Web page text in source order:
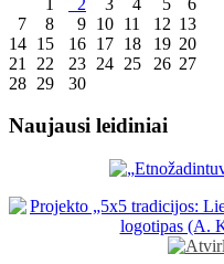
7
8 9 10 11 12 13
14 15 16 17 18 19 20
21
22 23 24 25 26 27
28 29 30
Naujausi leidiniai